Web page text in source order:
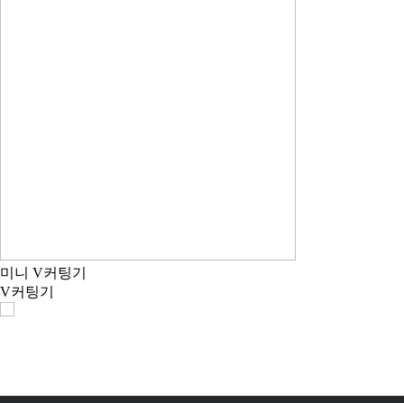
미니 V커팅기
V커팅기